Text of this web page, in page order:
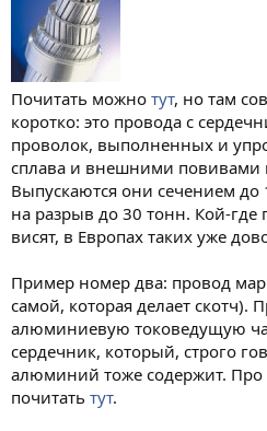
Почитать можно тут, но там
коротко: это провода с
проволок, выполненных и
сплава и внешними повивами
Выпускаются они сечением
на разрыв до 30 тонн. Кой-где
висят, в Европах таких уже
Пример номер два: провод
самой, которая делает скотч).
алюминиевую токоведущую
сердечник, который, строго
алюминий тоже содержит. Про
почитать тут.